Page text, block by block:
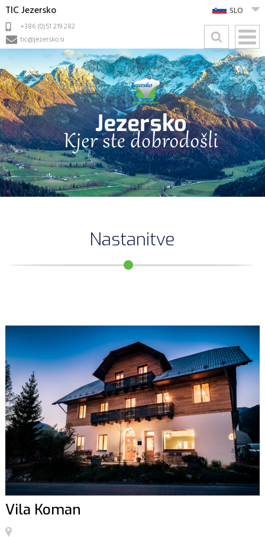
TIC Jezersko
+386 (0)51 219 282
tic@jezersko.si
SLO
Nastanitve
Vila Koman